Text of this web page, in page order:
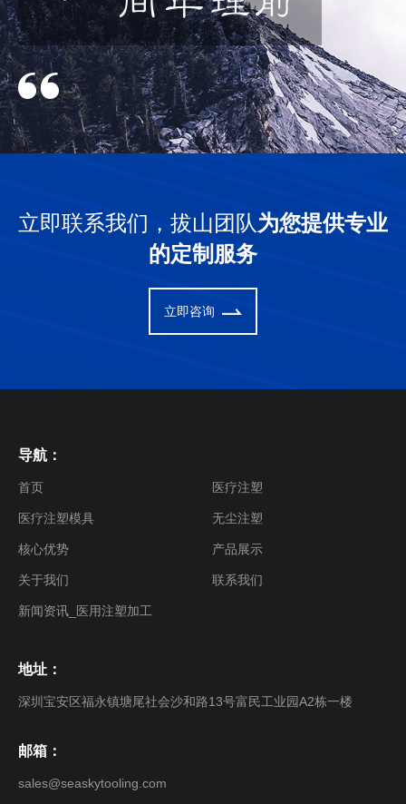
立即联系我们，拔山团队为您提供专业
的定制服务
立即咨询
导航：
首页 医疗注塑
医疗注塑模具 无尘注塑
核心优势 产品展示
关于我们 联系我们
新闻资讯_医用注塑加工
地址：
深圳宝安区福永镇塘尾社会沙和路13号富民工业园A2栋一楼
邮箱：
sales@seaskytooling.com